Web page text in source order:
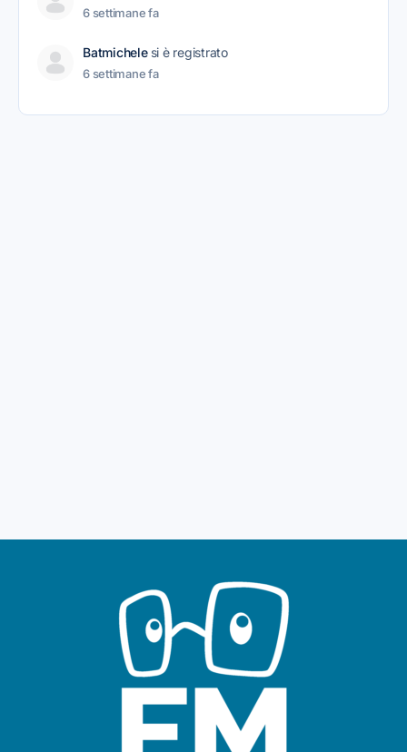
6 settimane fa
Batmichele si è registrato
6 settimane fa